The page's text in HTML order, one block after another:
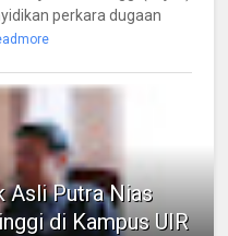
perkara dugaan
Asli Putra Nias
di Kampus UIR